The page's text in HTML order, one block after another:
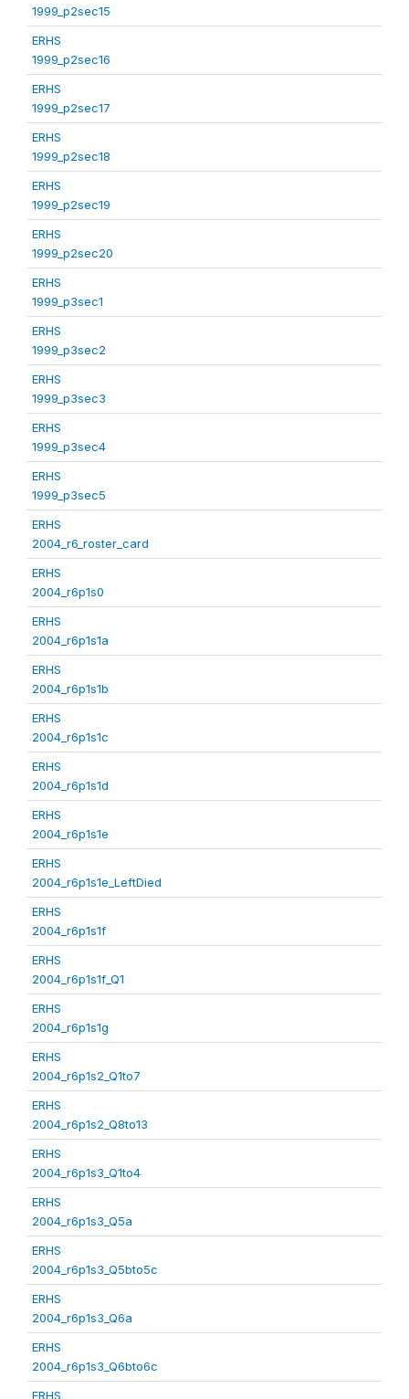
1999_p2sec15
ERHS
1999_p2sec16
ERHS
1999_p2sec17
ERHS
1999_p2sec18
ERHS
1999_p2sec19
ERHS
1999_p2sec20
ERHS
1999_p3sec1
ERHS
1999_p3sec2
ERHS
1999_p3sec3
ERHS
1999_p3sec4
ERHS
1999_p3sec5
ERHS
2004_r6_roster_card
ERHS
2004_r6p1s0
ERHS
2004_r6p1s1a
ERHS
2004_r6p1s1b
ERHS
2004_r6p1s1c
ERHS
2004_r6p1s1d
ERHS
2004_r6p1s1e
ERHS
2004_r6p1s1e_LeftDied
ERHS
2004_r6p1s1f
ERHS
2004_r6p1s1f_Q1
ERHS
2004_r6p1s1g
ERHS
2004_r6p1s2_Q1to7
ERHS
2004_r6p1s2_Q8to13
ERHS
2004_r6p1s3_Q1to4
ERHS
2004_r6p1s3_Q5a
ERHS
2004_r6p1s3_Q5bto5c
ERHS
2004_r6p1s3_Q6a
ERHS
2004_r6p1s3_Q6bto6c
ERHS